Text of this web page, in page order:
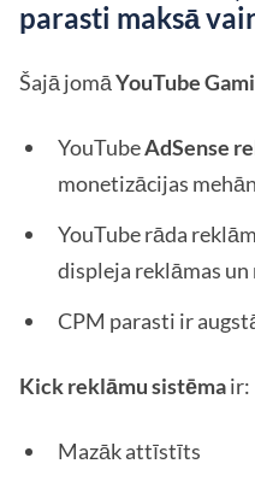
parasti maksā
Šajā jomāYouTube
YouTubeAdSense
monetizācijas
YouTube rāda
displeja reklāmas
CPM parasti ir
Kick reklāmu sistēmair:
Mazāk attīstīts